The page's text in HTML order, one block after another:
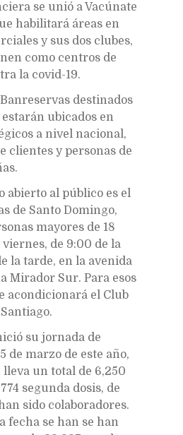
se unió a Vacúnate
habilitará áreas en
y sus dos clubes,
como centros de
la covid-19.
destinados
ubicados en
a nivel nacional,
clientes y personas de
al público es el
de Santo Domingo,
mayores de 18
viernes, de 9:00 de la
la tarde, en la avenida
Mirador Sur. Para esos
acondicionará el Club
su jornada de
de marzo de este año,
lleva un total de 6,250
segunda dosis, de
sido colaboradores.
fecha se han se han